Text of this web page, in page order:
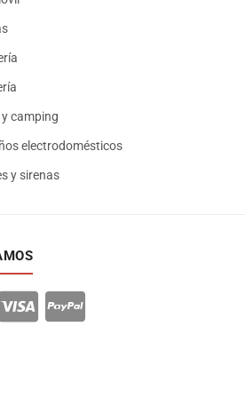
camping
electrodomésticos
y sirenas